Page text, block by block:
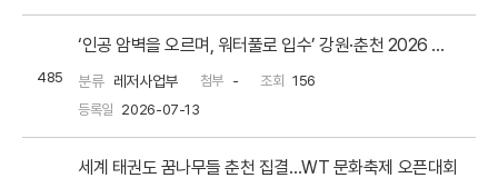
485 분류 레저사업부
‘인공 암벽을 오르며, 워터풀로 입수’ 강원·춘천 2026 세계태권도문화축제와 함께 즐기는 딥워터솔로잉[스포츠서울]
첨부 - 조회
156
등록일 2026-07-13
세계 태권도 꿈나무들 춘천 집결…WT 문화축제 오픈대회